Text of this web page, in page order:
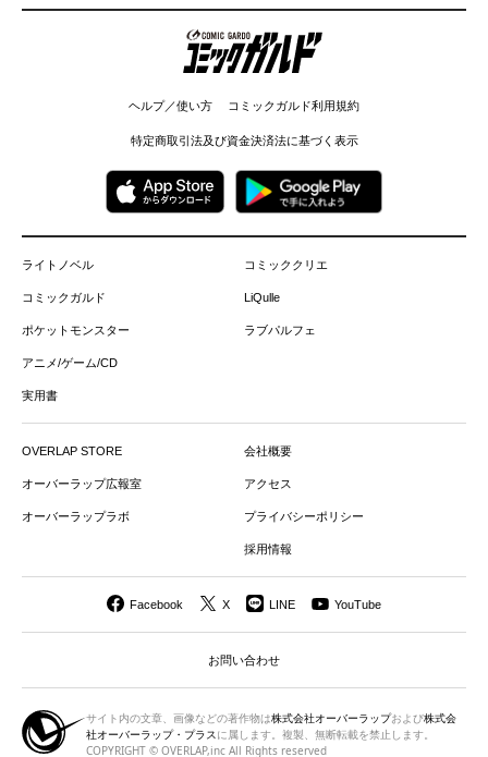
コミックガルド
ヘルプ／使い方 コミックガルド利用規約
特定商取引法及び資金決済法に基づく表示
ライトノベル
コミックガルド
ポケットモンスター
アニメ/ゲーム/CD
実用書
コミッククリエ
LiQulle
ラブパルフェ
OVERLAP STORE
オーバーラップ広報室
オーバーラップラボ
会社概要
アクセス
プライバシーポリシー
採用情報
Facebook X LINE YouTube
お問い合わせ
サイト内の文章、画像などの著作物は株式会社オーバーラップおよび株式会
社オーバーラップ・プラス に属します。複製、無断転載を禁止します。
COPYRIGHT © OVERLAP,inc All Rights reserved